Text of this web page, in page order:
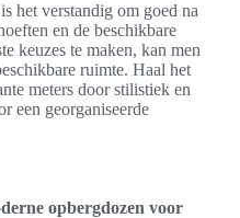
het verstandig om goed na
en de beschikbare
keuzes te maken, kan men
ruimte. Haal het
meters door stilistiek en
een georganiseerde
opbergdozen voor